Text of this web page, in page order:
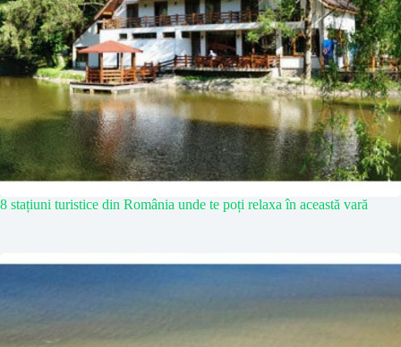
8 stațiuni turistice din România unde te poți relaxa în această vară